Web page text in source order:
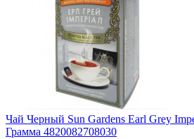
Чай Черный Sun Gardens Earl Grey
Грамма 4820082708030